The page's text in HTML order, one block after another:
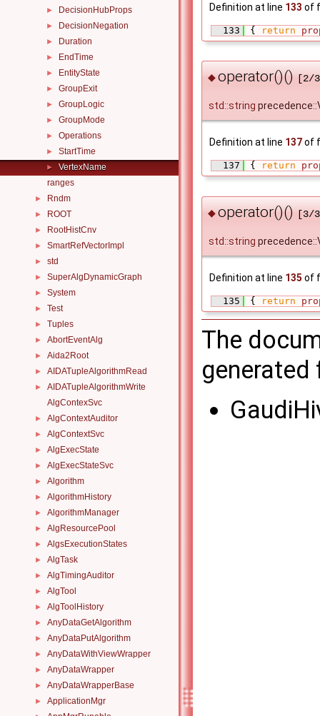
► DecisionHubProps
► DecisionNegation
► Duration
► EndTime
► EntityState
► GroupExit
► GroupLogic
► GroupMode
► Operations
► StartTime
►
VertexName
ranges
► Rndm
► ROOT
► RootHistCnv
► SmartRefVectorImpl
► std
► SuperAlgDynamicGraph
► System
► Test
► Tuples
► AbortEventAlg
► Aida2Root
► AIDATupleAlgorithmRead
►
AIDATupleAlgorithmWrite
AlgContexSvc
► AlgContextAuditor
► AlgContextSvc
► AlgExecState
► AlgExecStateSvc
► Algorithm
► AlgorithmHistory
► AlgorithmManager
► AlgResourcePool
► AlgsExecutionStates
► AlgTask
► AlgTimingAuditor
► AlgTool
► AlgToolHistory
► AnyDataGetAlgorithm
► AnyDataPutAlgorithm
► AnyDataWithViewWrapper
► AnyDataWrapper
► AnyDataWrapperBase
► ApplicationMgr
Definition at line 133 of
  133
{ return
◆operator()() [2/
std::string
Definition at line 137of
  137
{ return
◆operator()() [3/
std::string
Definition at line 135 of
  135
{ return
The